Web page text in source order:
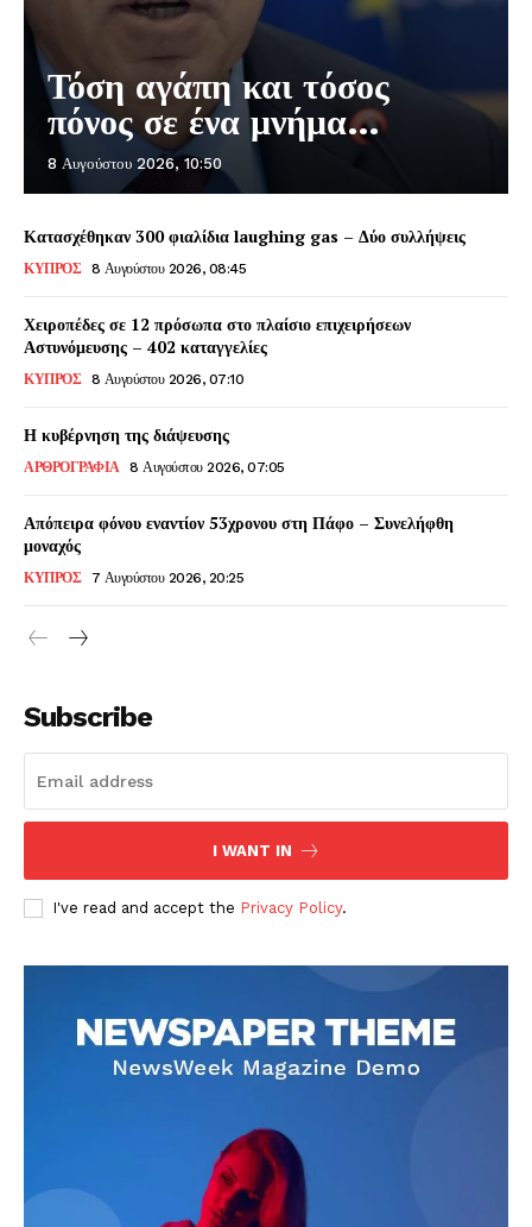
Τόση αγάπη και τόσος
πόνος σε ένα μνήμα…
8 Αυγούστου 2026, 10:50
Κατασχέθηκαν 300 φιαλίδια laughing gas – Δύο συλλήψεις
ΚΥΠΡΟΣ 8 Αυγούστου 2026, 08:45
Χειροπέδες σε 12 πρόσωπα στο πλαίσιο επιχειρήσεων
Αστυνόμευσης – 402 καταγγελίες
ΚΥΠΡΟΣ 8 Αυγούστου 2026, 07:10
Η κυβέρνηση της διάψευσης
ΑΡΘΡΟΓΡΑΦΙΑ 8 Αυγούστου 2026, 07:05
Απόπειρα φόνου εναντίον 53χρονου στη Πάφο – Συνελήφθη
μοναχός
ΚΥΠΡΟΣ 7 Αυγούστου 2026, 20:25
Subscribe
I WANT IN
I've read and accept the Privacy Policy.